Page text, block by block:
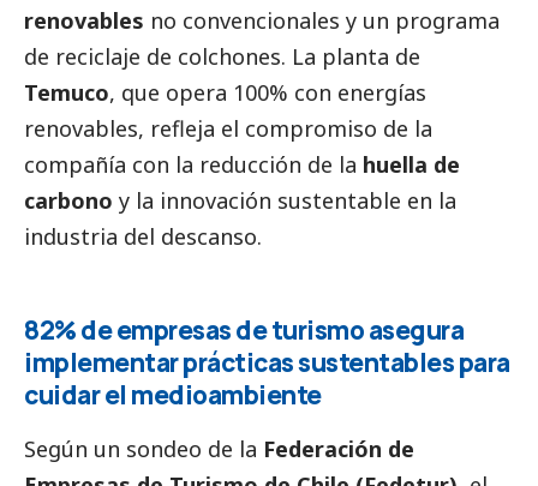
renovables no convencionales y un programa
de reciclaje de colchones. La planta de
Temuco, que opera 100% con energías
renovables, refleja el compromiso de la
compañía con la reducción de la huella de
carbono y la innovación sustentable en la
industria del descanso.
82% de empresas de turismo asegura
implementar prácticas sustentables para
cuidar el medioambiente
Según un sondeo de la Federación de